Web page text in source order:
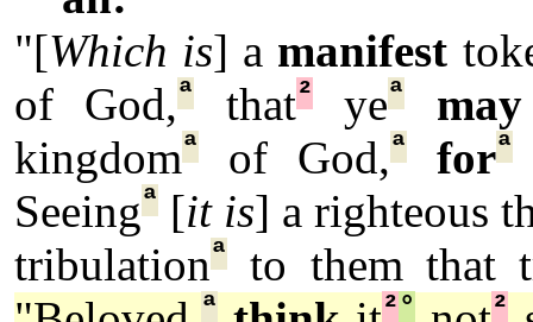
"[Which is] a manifest
of God,ª that²yeª may
kingdomª of God,ª forª
Seeingª [it is] a righteous
tribulationª
to them that
ª ²° ²